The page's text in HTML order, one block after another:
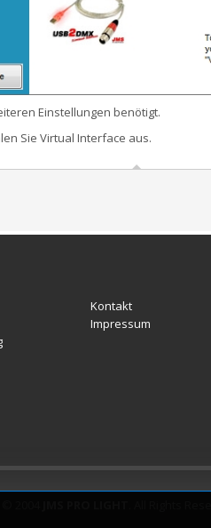
Einstellungen benötigt.
Sie Virtual Interface aus.
Kontakt
Impressum